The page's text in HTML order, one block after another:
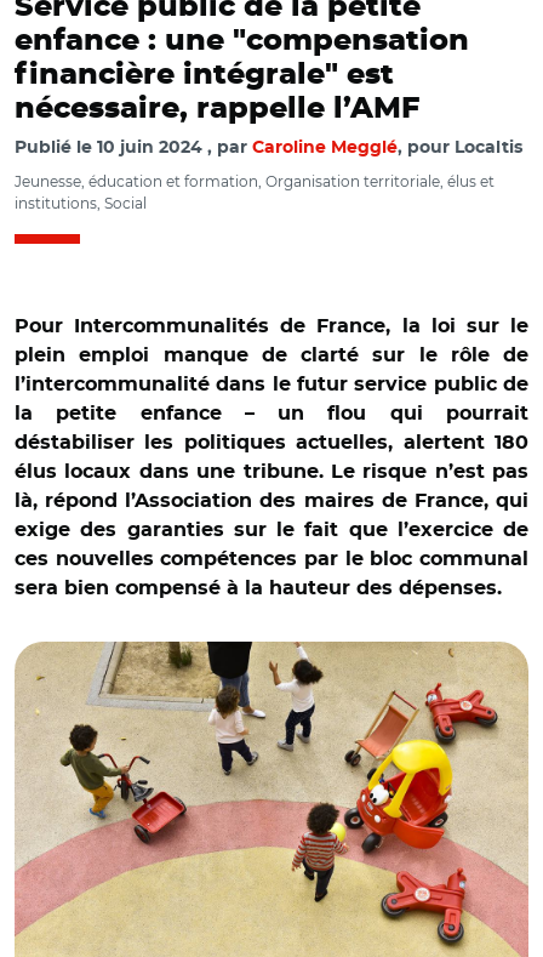
Service public de la petite
enfance : une "compensation
financière intégrale" est
nécessaire, rappelle l’AMF
Publié le 10 juin 2024 par Caroline Megglé, pour Localtis
Jeunesse, éducation et formation, Organisation territoriale, élus et
institutions, Social
Pour Intercommunalités de France, la loi sur le
plein emploi manque de clarté sur le rôle de
l’intercommunalité dans le futur service public de
la petite enfance – un flou qui pourrait
déstabiliser les politiques actuelles, alertent 180
élus locaux dans une tribune. Le risque n’est pas
là, répond l’Association des maires de France, qui
exige des garanties sur le fait que l’exercice de
ces nouvelles compétences par le bloc communal
sera bien compensé à la hauteur des dépenses.